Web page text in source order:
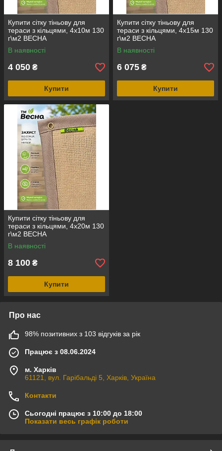
Купити сітку тіньову для
тераси з кільцями, 4х10м 130
г\м2 ВЕСНА
В наявності
4 050 ₴
Купити
Купити сітку тіньову для
тераси з кільцями, 4х15м 130
г\м2 ВЕСНА
В наявності
6 075 ₴
Купити
Купити сітку тіньову для
тераси з кільцями, 4х20м 130
г\м2 ВЕСНА
В наявності
8 100 ₴
Купити
Про нас
98% позитивних з 103 відгуків за рік
Працює з 08.06.2024
м. Харків
61121, вул. Гарібальді 5, Харків, Україна
Контакти
Сьогодні працює з 10:00 до 18:00
Показати весь графік роботи